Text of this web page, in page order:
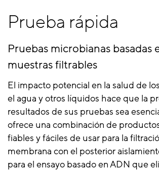
Prueba rápida
Pruebas microbianas basadas
muestras filtrables
El impacto potencial en la salud de
el agua y otros líquidos hace que la
resultados de sus pruebas sea
ofrece una combinación de
fiables y fáciles de usar para la
membrana con el posterior
para el ensayo basado en ADN que